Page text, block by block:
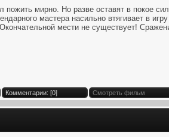
мирно. Но разве оставят в покое
мастера насильно втягивает в
мести не существует!
Комментарии: [0] Смотреть фильм